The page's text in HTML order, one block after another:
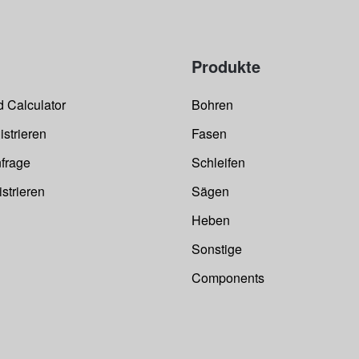
Calculator
Produkte
Bohren
Fasen
Schleifen
Sägen
Heben
Sonstige
Components